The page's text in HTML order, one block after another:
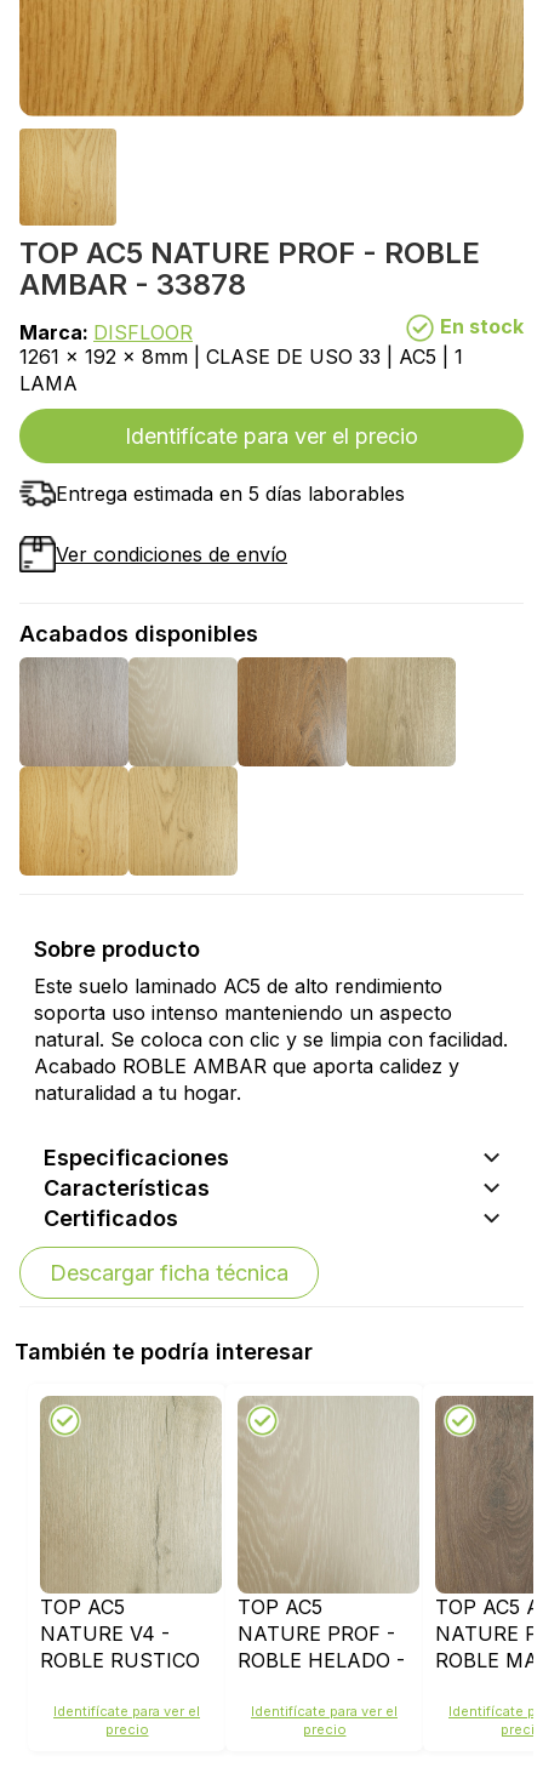
TOP AC5 NATURE PROF - ROBLE
AMBAR - 33878
Marca: DISFLOOR
En stock
1261 x 192 x 8mm | CLASE DE USO 33 | AC5 | 1
LAMA
Identifícate para ver el precio
Entrega estimada en 5 días laborables
Ver condiciones de envío
Acabados disponibles
Sobre producto
Este suelo laminado AC5 de alto rendimiento
soporta uso intenso manteniendo un aspecto
natural. Se coloca con clic y se limpia con facilidad.
Acabado ROBLE AMBAR que aporta calidez y
naturalidad a tu hogar.
Especificaciones
Características
Certificados
Descargar ficha técnica
También te podría interesar
TOP AC5
NATURE V4 -
ROBLE RUSTICO
Identifícate para ver el
precio
TOP AC5
NATURE PROF -
ROBLE HELADO -
Identifícate para ver el
precio
TOP AC5
NATURE
ROBLE
34867
Identifícate
precio